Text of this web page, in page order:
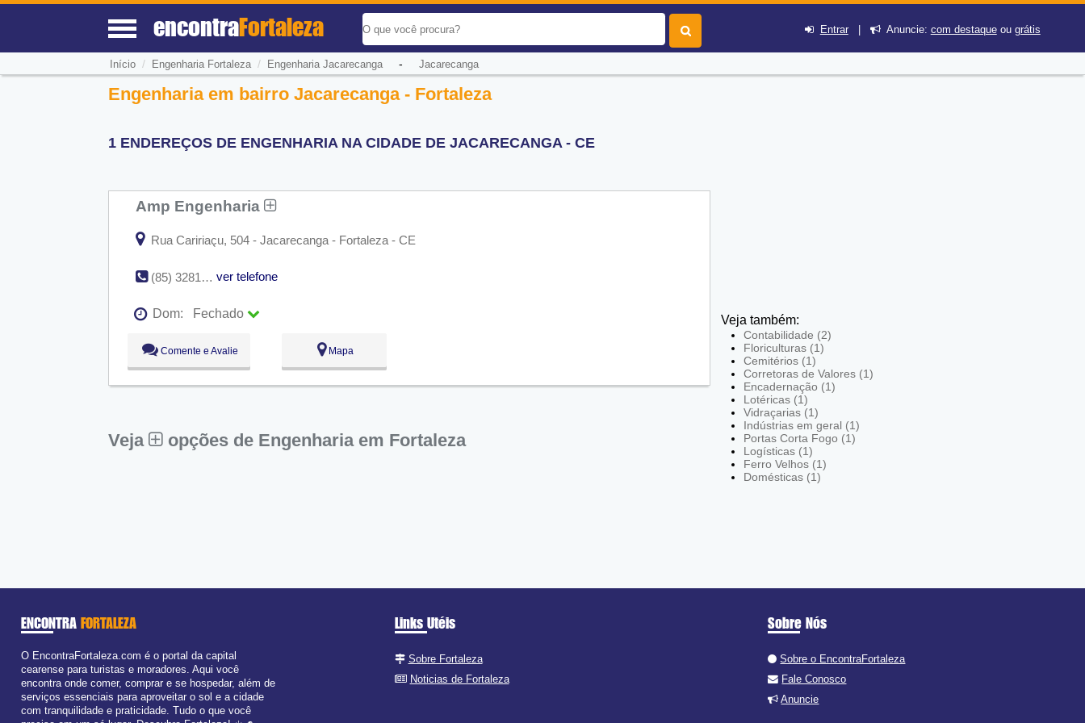
encontraFortaleza Entrar| Anuncie: com destaqueou grátis
Início / Engenharia Fortaleza/ Engenharia Jacarecanga- Jacarecanga
Engenharia em bairro Jacarecanga - Fortaleza
1 ENDEREÇOS DE ENGENHARIA NA CIDADE DE JACARECANGA - CE
Amp Engenharia
Rua Caririaçu, 504 - Jacarecanga - Fortaleza - CE
(85) 3281-4344 ver telefone
Dom:
Fechado
Seg:
Ter:
09:00 - 18:00
Qua:
09:00 - 18:00
Qui:
09:00 - 18:00
Comente e Avalie Mapa
Veja opções de Engenharia em Fortaleza
Veja também:
Contabilidade (2)
Floriculturas (1)
Cemitérios (1)
Corretoras de Valores (1)
Encadernação (1)
Lotéricas (1)
Vidraçarias (1)
Indústrias em geral (1)
Portas Corta Fogo (1)
Logísticas (1)
Ferro Velhos (1)
Domésticas (1)
ENCONTRA FORTALEZA
O EncontraFortaleza.com é o portal da capital
cearense para turistas e moradores. Aqui você
encontra onde comer, comprar e se hospedar, além de
serviços essenciais para aproveitar o sol e a cidade
com tranquilidade e praticidade. Tudo o que você
Links Utéis
Sobre Fortaleza
Noticias de Fortaleza
Sobre Nós
Sobre o EncontraFortaleza
Fale Conosco
Anuncie